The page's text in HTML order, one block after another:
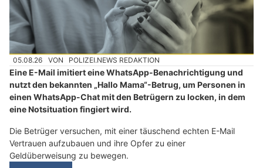
05.08.26 VON POLIZEI.NEWS REDAKTION
Eine E-Mail imitiert eine WhatsApp-Benachrichtigung und
nutzt den bekannten „Hallo Mama“-Betrug, um Personen in
einen WhatsApp-Chat mit den Betrügern zu locken, in dem
eine Notsituation fingiert wird.
Die Betrüger versuchen, mit einer täuschend echten E-Mail
Vertrauen aufzubauen und ihre Opfer zu einer
Geldüberweisung zu bewegen.